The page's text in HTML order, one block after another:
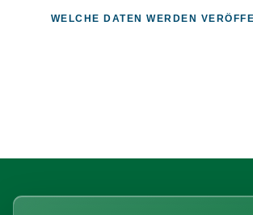
WELCHE DATEN WERDEN